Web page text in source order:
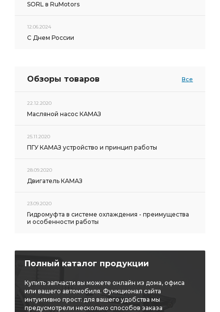
SORL в RuMotors
12.06.2024
С Днем России
Обзоры товаров Все
22.12.2020
Масляной насос КАМАЗ
25.11.2020
ПГУ КАМАЗ устройство и принцип работы
28.09.2020
Двигатель КАМАЗ
23.09.2020
Гидромуфта в системе охлаждения - преимущества
и особенности работы
Полный каталог продукции
Купить запчасти вы можете онлайн из дома, офиса
или вашего автомобиля. Функционал сайта
интуитивно прост: для вашего удобства мы
предусмотрели несколько способов заказа